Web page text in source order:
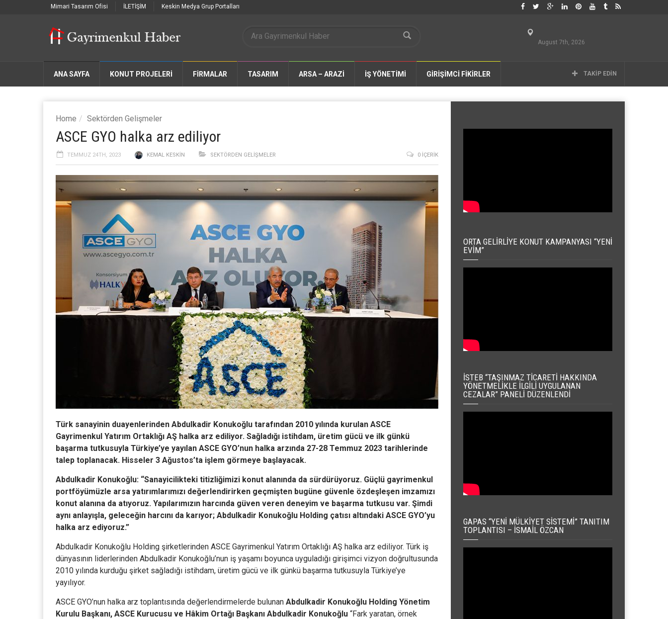
Mimari Tasarım Ofisi İLETİŞİM Keskin Medya Grup Portalları
August 7th, 2026
ANA SAYFA KONUT PROJELERİ FIRMALAR TASARIM ARSA – ARAZİ İŞ YÖNETİMİ GİRİŞİMCİ FİKİRLER TAKIP EDIN
Home Sektörden Gelişmeler
ASCE GYO halka arz ediliyor
TEMMUZ 24TH, 2023 KEMAL KESKIN SEKTÖRDEN GELIŞMELER 0 İÇERIK
Türk sanayinin duayenlerinden Abdulkadir Konukoğlu tarafından 2010 yılında kurulan ASCE
Gayrimenkul Yatırım Ortaklığı AŞ halka arz ediliyor. Sağladığı istihdam, üretim gücü ve ilk günkü
başarma tutkusuyla Türkiye’ye yayılan ASCE GYO’nun halka arzında 27-28 Temmuz 2023 tarihlerinde
talep toplanacak. Hisseler 3 Ağustos’ta işlem görmeye başlayacak.
Abdulkadir Konukoğlu: “Sanayicilikteki titizliğimizi konut alanında da sürdürüyoruz. Güçlü gayrimenkul
portföyümüzle arsa yatırımlarımızı değerlendirirken geçmişten bugüne güvenle özdeşleşen imzamızı
konut alanına da atıyoruz. Yapılarımızın harcında güven veren deneyim ve başarma tutkusu var. Şimdi
aynı anlayışla, geleceğin harcını da karıyor; Abdulkadir Konukoğlu Holding çatısı altındaki ASCE GYO’yu
halka arz ediyoruz.”
Abdulkadir Konukoğlu Holding şirketlerinden ASCE Gayrimenkul Yatırım Ortaklığı AŞ halka arz ediliyor. Türk iş
dünyasının liderlerinden Abdulkadir Konukoğlu’nun iş yaşamı boyunca uyguladığı girişimci vizyon doğrultusunda
2010 yılında kurduğu şirket sağladığı istihdam, üretim gücü ve ilk günkü başarma tutkusuyla Türkiye’ye
yayılıyor.
ASCE GYO’nun halka arz toplantısında değerlendirmelerde bulunan Abdulkadir Konukoğlu Holding Yönetim
Kurulu Başkanı, ASCE Kurucusu ve Hâkim Ortağı Başkanı Abdulkadir Konukoğlu “Fark yaratan, örnek
ORTA GELIRLIYE KONUT KAMPANYASI “YENI
EVIM”
İSTEB “TAŞINMAZ TICARETI HAKKINDA
YÖNETMELIKLE İLGILI UYGULANAN
CEZALAR” PANELI DÜZENLENDI
GAPAS “YENI MÜLKIYET SISTEMI” TANITIM
TOPLANTISI – İSMAIL ÖZCAN